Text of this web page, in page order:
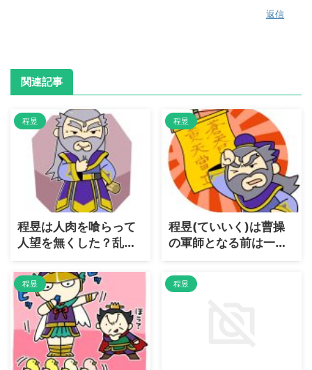
返信
関連記事
程昱
程昱は人肉を喰らって
人望を無くした？乱世
の奸雄がドン引きした
事件
程昱
程昱(ていいく)は曹操
の軍師となる前は一体
何をやっていたの？
程昱 程昱